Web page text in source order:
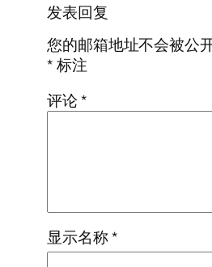
发表回复
您的邮箱地址不会被公开
*标注
评论*
显示名称*